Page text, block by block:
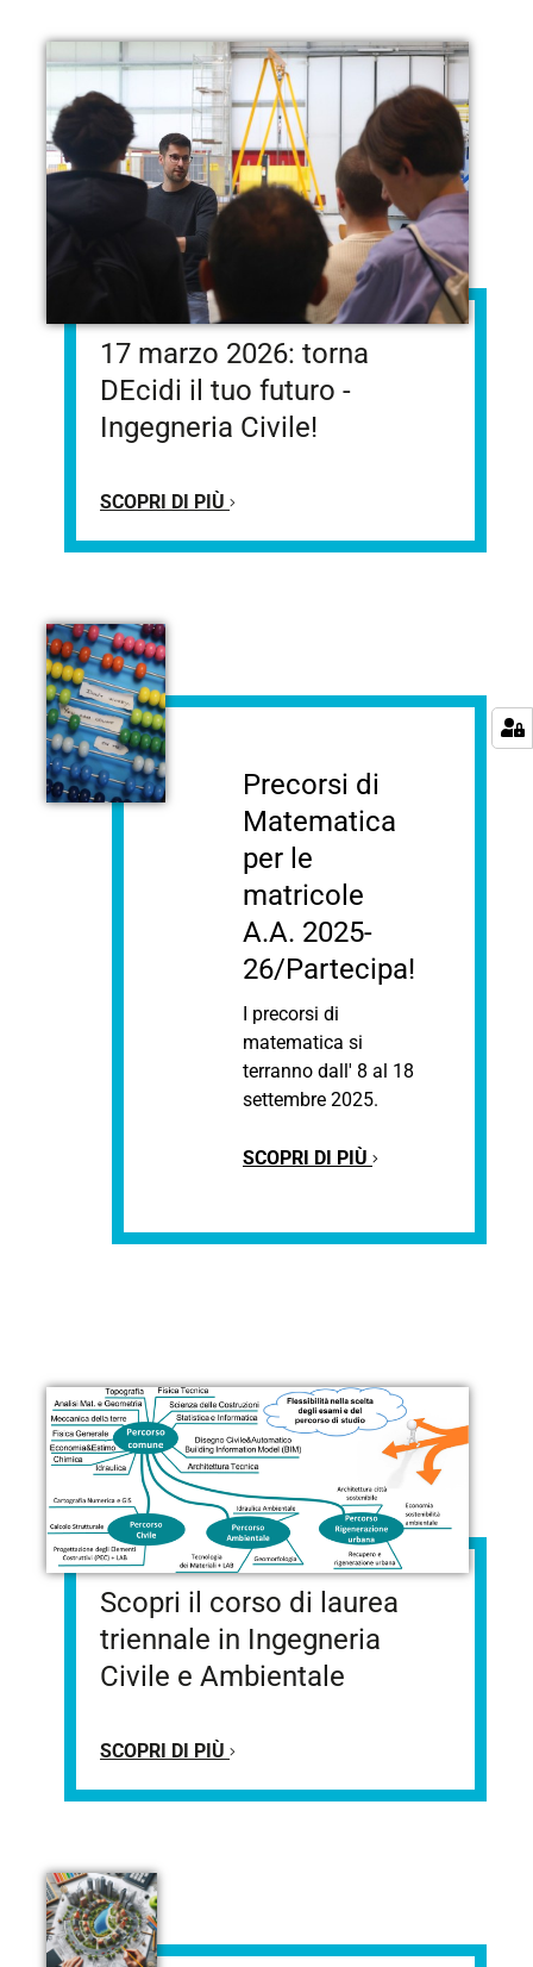
17 marzo 2026: torna
DEcidi il tuo futuro -
Ingegneria Civile!
SCOPRI DI PIÙ
Precorsi di
Matematica
per le
matricole
A.A. 2025-
26/Partecipa!
I precorsi di
matematica si
terranno dall' 8 al 18
settembre 2025.
SCOPRI DI PIÙ
Scopri il corso di laurea
triennale in Ingegneria
Civile e Ambientale
SCOPRI DI PIÙ